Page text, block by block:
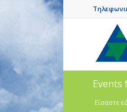
Events
Είσαστε